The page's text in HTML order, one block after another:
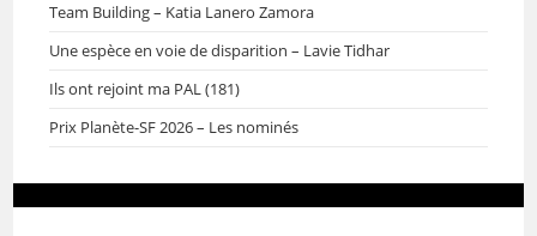
Team Building – Katia Lanero Zamora
Une espèce en voie de disparition – Lavie Tidhar
Ils ont rejoint ma PAL (181)
Prix Planète-SF 2026 – Les nominés